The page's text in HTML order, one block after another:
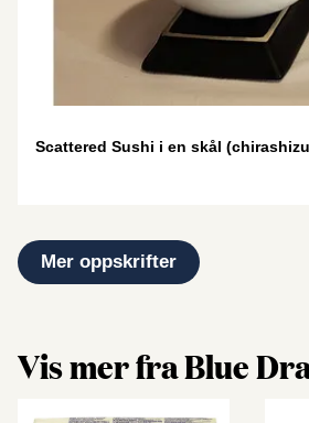
Scattered Sushi i en skål
Mer oppskrifter
Vis mer fra Blue